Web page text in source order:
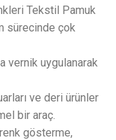
Tekstil Pamuk
sürecinde çok
vernik uygulanarak
ve deri ürünler
bir araç.
gösterme,